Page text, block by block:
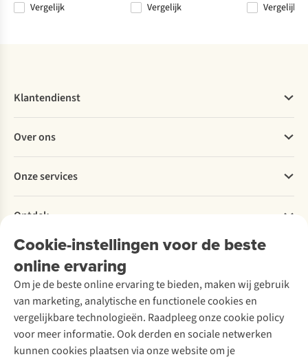
Vergelijk
Vergelijk
Vergelijk
Cookie-instellingen voor de beste
online ervaring
Om je de beste online ervaring te bieden, maken wij gebruik
van marketing, analytische en functionele cookies en
vergelijkbare technologieën. Raadpleeg onze cookie policy
voor meer informatie. Ook derden en sociale netwerken
kunnen cookies plaatsen via onze website om je
Klantendienst
Bestellen
Betalen
Levering
Retourneren
Bestelling herroepen
Garantie
Contact
Over ons
Explore More
Verantwoord ondernemen
Over Ayacucho
Onze winkels
Over A.S.Adventure
Toegankelijkheidsverklaring
Onze services
Ski-onderhoud
Wasservice
Schoenonderhoud
Schoenherstelling
Kledingherstelling
Retouches
Voor bedrijven
Ontdek
A.S.Magazine
Podcast
Explore Academy
Explore Camp
Gear Check
Inspiratie & advies
Meld je aan voor de nieuwsbrief
Follow us